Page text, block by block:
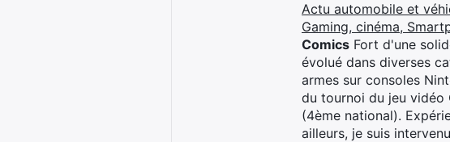
Actu automobile et
Gaming, cinéma,
Comics Fort d'une
évolué dans diverses
armes sur consoles
du tournoi du jeu vidéo
(4ème national).
ailleurs, je suis